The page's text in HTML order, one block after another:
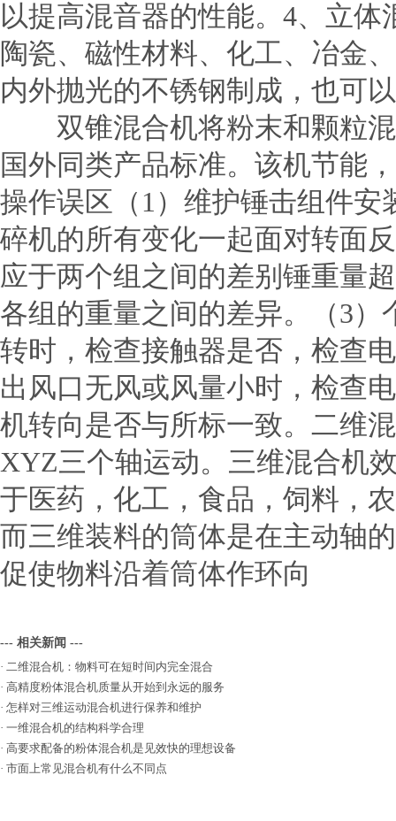
以提高混音器的性能。4、立
陶瓷、磁性材料、化工、冶金
内外抛光的不锈钢制成，也可
双锥混合机将粉末和颗粒混
国外同类产品标准。该机节能
操作误区（1）维护锤击组件
碎机的所有变化一起面对转面
应于两个组之间的差别锤重量
各组的重量之间的差异。（3
转时，检查接触器是否，检查
出风口无风或风量小时，检查
机转向是否与所标一致。二维
XYZ三个轴运动。三维混合机
于医药，化工，食品，饲料，
而三维装料的筒体是在主动轴
促使物料沿着筒体作环向
--- 相关新闻 ---
· 二维混合机：物料可在短时间内完全混合
· 高精度粉体混合机质量从开始到永远的服务
· 怎样对三维运动混合机进行保养和维护
· 一维混合机的结构科学合理
· 高要求配备的粉体混合机是见效快的理想设备
· 市面上常见混合机有什么不同点